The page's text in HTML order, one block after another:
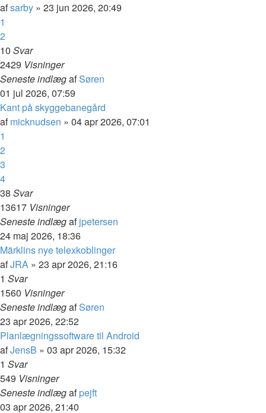
afsarby » 23 jun 2026, 20:49
1
2
10 Svar
2429 Visninger
Seneste indlægafSøren
01 jul 2026, 07:59
Kant på skyggebanegård
afmicknudsen » 04 apr 2026, 07:01
1
2
3
4
38 Svar
13617 Visninger
Seneste indlægafjpetersen
24 maj 2026, 18:36
Märklins nye telexkoblinger
afJRA » 23 apr 2026, 21:16
1 Svar
1560 Visninger
Seneste indlægafSøren
23 apr 2026, 22:52
Planlægningssoftware til Android
afJensB » 03 apr 2026, 15:32
1 Svar
549 Visninger
Seneste indlægafpejft
03 apr 2026, 21:40